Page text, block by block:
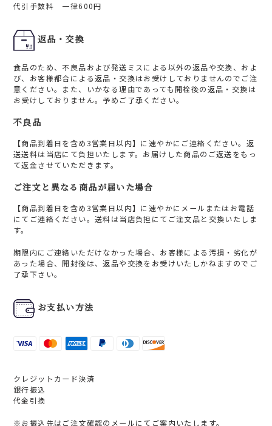
代引手数料 一律600円
返品・交換
食品のため、不良品および発送ミスによる以外の返品や交換、およ
び、お客様都合による返品・交換はお受けしておりませんのでご注
意ください。また、いかなる理由であっても開栓後の返品・交換は
お受けしておりません。予めご了承ください。
不良品
【商品到着日を含め3営業日以内】に速やかにご連絡ください。返
送送料は当店にて負担いたします。お届けした商品のご返送をもっ
て返金させていただきます。
ご注文と異なる商品が届いた場合
【商品到着日を含め3営業日以内】に速やかにメールまたはお電話
にてご連絡ください。送料は当店負担にてご注文品と交換いたしま
す。
期限内にご連絡いただけなかった場合、お客様による汚損・劣化が
あった場合、開封後は、返品や交換をお受けいたしかねますのでご
了承下さい。
お支払い方法
クレジットカード決済
銀行振込
代金引換
※お振込先はご注文確認のメールにてご案内いたします。